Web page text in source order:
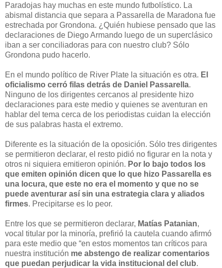
Paradojas hay muchas en este mundo futbolístico. La
abismal distancia que separa a Passarella de Maradona fue
estrechada por Grondona. ¿Quién hubiese pensado que las
declaraciones de Diego Armando luego de un superclásico
iban a ser conciliadoras para con nuestro club? Sólo
Grondona pudo hacerlo.
En el mundo político de River Plate la situación es otra. El
oficialismo cerró filas detrás de Daniel Passarella.
Ninguno de los dirigentes cercanos al presidente hizo
declaraciones para este medio y quienes se aventuran en
hablar del tema cerca de los periodistas cuidan la elección
de sus palabras hasta el extremo.
Diferente es la situación de la oposición. Sólo tres dirigentes
se permitieron declarar, el resto pidió no figurar en la nota y
otros ni siquiera emitieron opinión. Por lo bajo todos los
que emiten opinión dicen que lo que hizo Passarella es
una locura, que este no era el momento y que no se
puede aventurar así sin una estrategia clara y aliados
firmes. Precipitarse es lo peor.
Entre los que se permitieron declarar, Matías Patanian,
vocal titular por la minoría, prefirió la cautela cuando afirmó
para este medio que “en estos momentos tan críticos para
nuestra institución me abstengo de realizar comentarios
que puedan perjudicar la vida institucional del club.